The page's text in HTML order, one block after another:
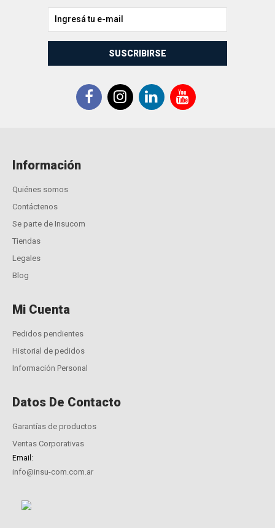
SUSCRIBIRSE
Información
Quiénes somos
Contáctenos
Se parte de Insucom
Tiendas
Legales
Blog
Mi Cuenta
Pedidos pendientes
Historial de pedidos
Información Personal
Datos De Contacto
Garantías de productos
Ventas Corporativas
Email:
info@insu-com.com.ar